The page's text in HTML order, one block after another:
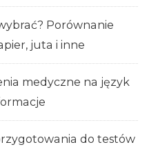
Porównanie
juta i inne
medyczne na język
do testów